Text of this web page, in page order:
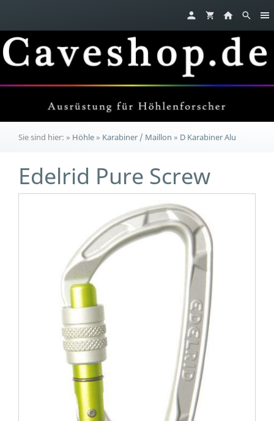
Sie sind hier: » Höhle » Karabiner / Maillon » D Karabiner Alu
Edelrid Pure Screw